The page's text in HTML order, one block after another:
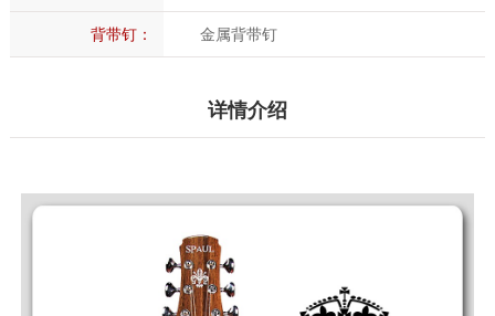
背带钉： 金属背带钉
详情介绍